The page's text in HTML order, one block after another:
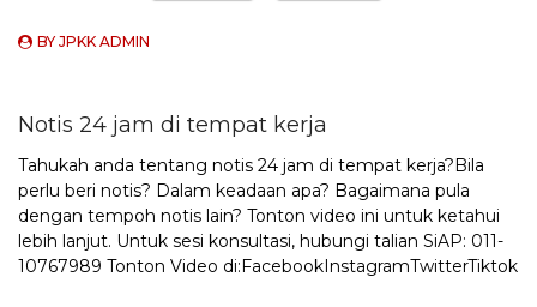
BYJPKK ADMIN
Notis 24 jam di tempat kerja
Tahukah anda tentang notis 24 jam di tempat kerja?Bila
perlu beri notis? Dalam keadaan apa? Bagaimana pula
dengan tempoh notis lain? Tonton video ini untuk ketahui
lebih lanjut. Untuk sesi konsultasi, hubungi talian SiAP: 011-
10767989 Tonton Video di:FacebookInstagramTwitterTiktok